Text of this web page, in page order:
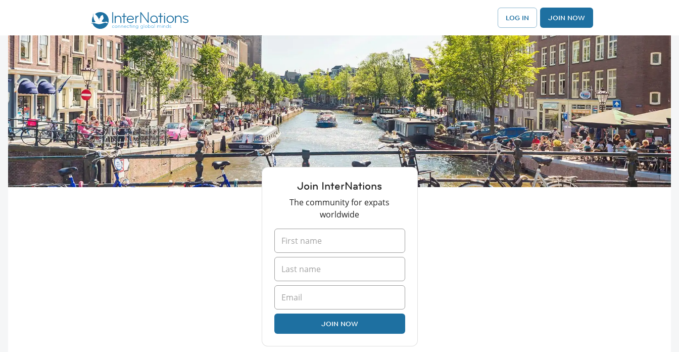
LOG IN JOIN NOW
Join InterNations
The community for expats
worldwide
JOIN NOW